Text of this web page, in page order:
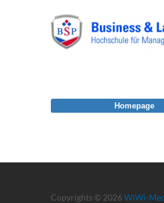
Copyrights © 2026 WiWi-
Homepage